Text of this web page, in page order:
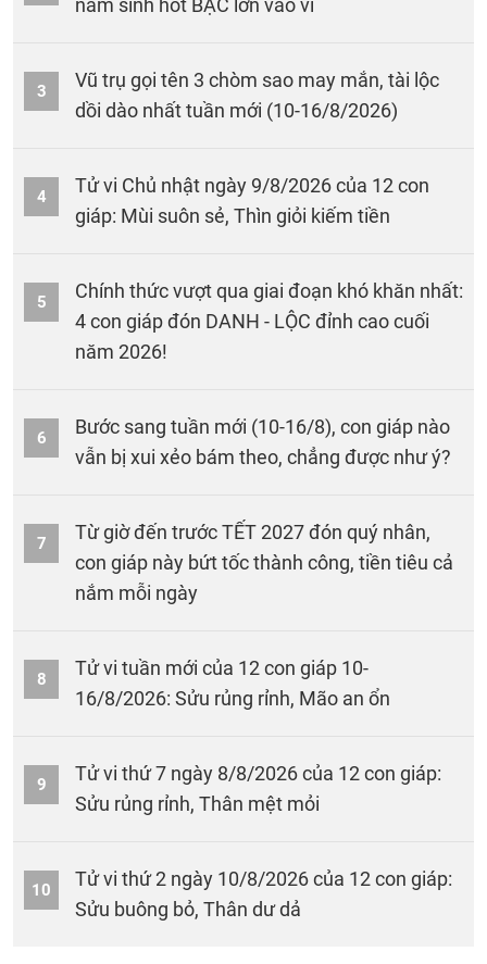
năm sinh hốt BẠC lớn vào ví
3
Vũ trụ gọi tên 3 chòm sao may mắn, tài lộc
dồi dào nhất tuần mới (10-16/8/2026)
4
Tử vi Chủ nhật ngày 9/8/2026 của 12 con
giáp: Mùi suôn sẻ, Thìn giỏi kiếm tiền
5
Chính thức vượt qua giai đoạn khó khăn nhất:
4 con giáp đón DANH - LỘC đỉnh cao cuối
năm 2026!
6
Bước sang tuần mới (10-16/8), con giáp nào
vẫn bị xui xẻo bám theo, chẳng được như ý?
7
Từ giờ đến trước TẾT 2027 đón quý nhân,
con giáp này bứt tốc thành công, tiền tiêu cả
nắm mỗi ngày
8
Tử vi tuần mới của 12 con giáp 10-
16/8/2026: Sửu rủng rỉnh, Mão an ổn
9
Tử vi thứ 7 ngày 8/8/2026 của 12 con giáp:
Sửu rủng rỉnh, Thân mệt mỏi
10
Tử vi thứ 2 ngày 10/8/2026 của 12 con giáp:
Sửu buông bỏ, Thân dư dả